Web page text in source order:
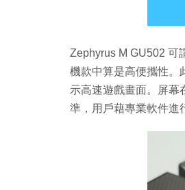
Zephyrus M GU502 可
機款中算是高便攜性。
示高速遊戲畫面。屏幕
準，用戶藉專業軟件進